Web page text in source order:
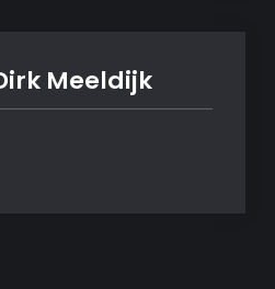
Meeldijk